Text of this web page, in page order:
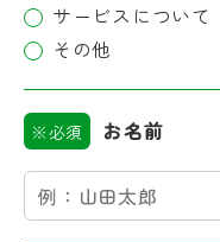
サービスについて
その他
※必須 お名前